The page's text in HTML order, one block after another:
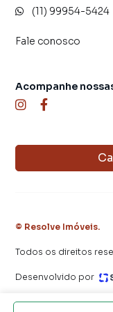
alugar seu imóvel
central de
(11) 99954-5424
Fale conosco
Acompanhe
© Resolve Imóveis.
Todos os direitos
Desenvolvido por